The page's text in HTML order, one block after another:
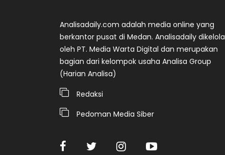
Analisadaily.com adalah media online yang
berkantor pusat di Medan. Analisadaily dikelola
oleh PT. Media Warta Digital dan merupakan
bagian dari kelompok usaha Analisa Group
(Harian Analisa)
Redaksi
Pedoman Media Siber